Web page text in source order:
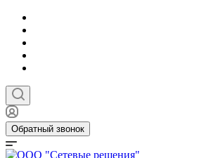
Обратный звонок